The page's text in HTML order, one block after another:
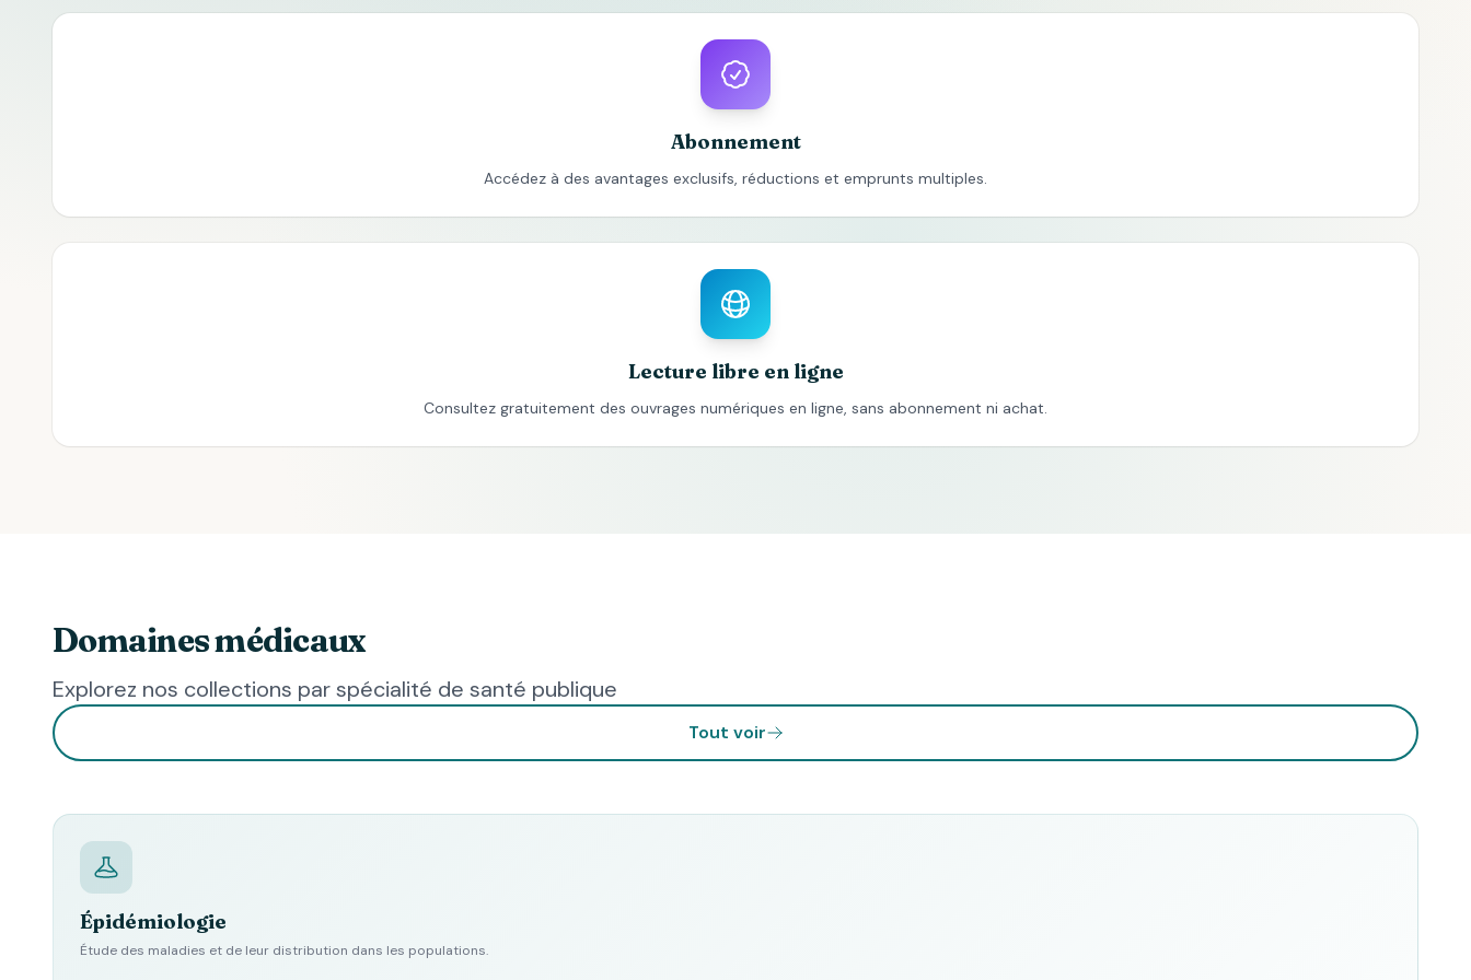
Abonnement
Accédez à des avantages exclusifs, réductions et emprunts multiples.
Lecture libre en ligne
Consultez gratuitement des ouvrages numériques en ligne, sans abonnement ni achat.
Domaines médicaux
Explorez nos collections par spécialité de santé publique
Tout voir
Épidémiologie
Étude des maladies et de leur distribution dans les populations.